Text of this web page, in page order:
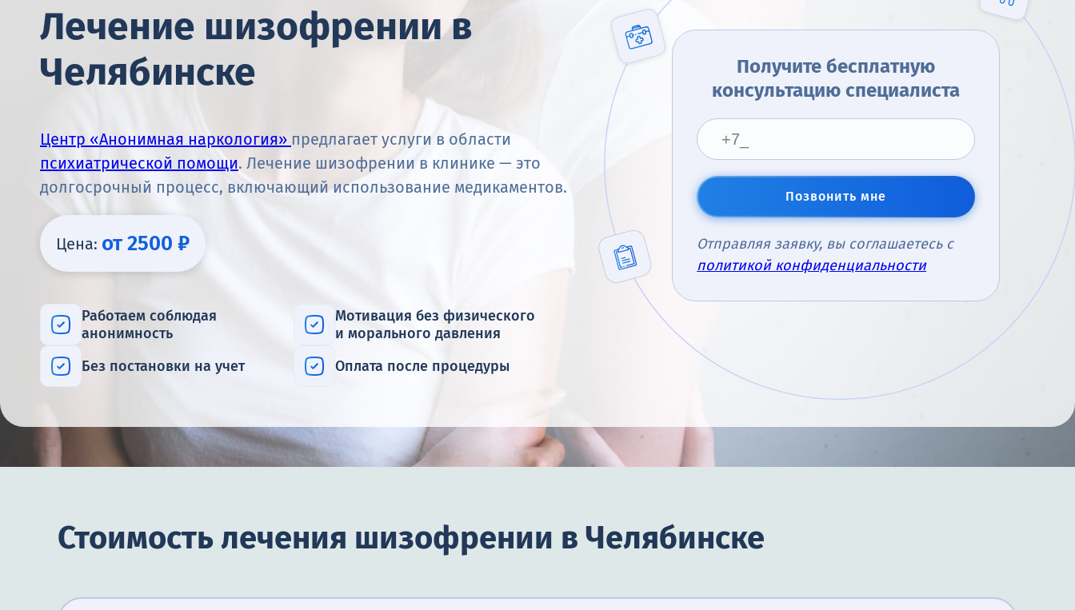
Лечение шизофрении в
Челябинске
Центр «Анонимная наркология» предлагает услуги в области
психиатрической помощи. Лечение шизофрении в клинике — это
долгосрочный процесс, включающий использование медикаментов.
Цена: от 2500 ₽
Работаем соблюдая
анонимность
Мотивация без физического
и морального давления
Без постановки на учет
Оплата после процедуры
Получите бесплатную
консультацию специалиста
Позвонить мне
Отправляя заявку, вы соглашаетесь с
политикой конфиденциальности
Стоимость лечения шизофрении в Челябинске